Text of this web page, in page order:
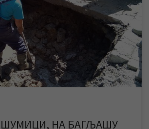
градском насељу Шумица. Екипе ЈКП
су на терену од момента пријаве
отклањању, а према првим
на санацији мреже трајаће најкасније до 12
завршетку радова биће нормализовано
ШУМИЦИ, НА БАГЉАШУ